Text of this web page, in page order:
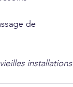
de
installations